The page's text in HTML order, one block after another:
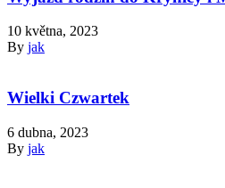
10 května, 2023
By jak
Wielki Czwartek
6 dubna, 2023
By jak